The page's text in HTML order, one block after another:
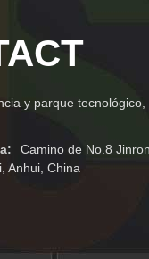
y parque
Camino de No.8
Anhui, China